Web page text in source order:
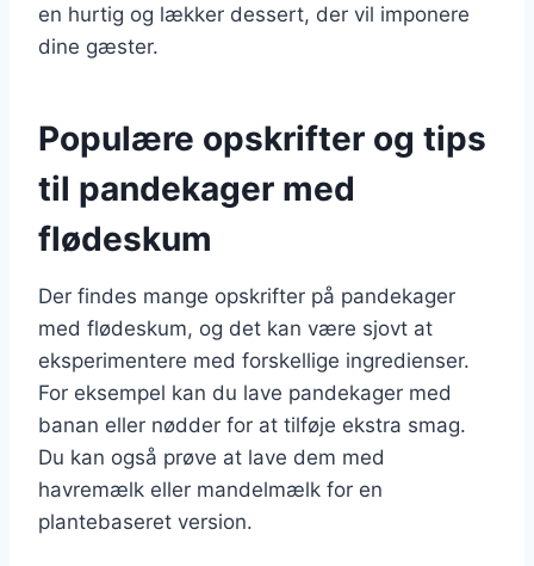
en hurtig og lækker dessert, der vil imponere
dine gæster.
Populære opskrifter og tips
til pandekager med
flødeskum
Der findes mange opskrifter på pandekager
med flødeskum, og det kan være sjovt at
eksperimentere med forskellige ingredienser.
For eksempel kan du lave pandekager med
banan eller nødder for at tilføje ekstra smag.
Du kan også prøve at lave dem med
havremælk eller mandelmælk for en
plantebaseret version.